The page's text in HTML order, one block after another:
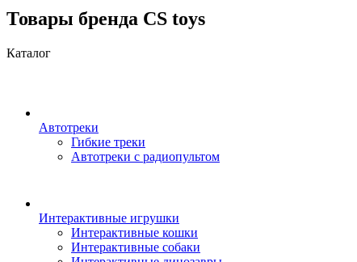
Товары бренда CS toys
Каталог
Автотреки
Гибкие треки
Автотреки с радиопультом
Интерактивные игрушки
Интерактивные кошки
Интерактивные собаки